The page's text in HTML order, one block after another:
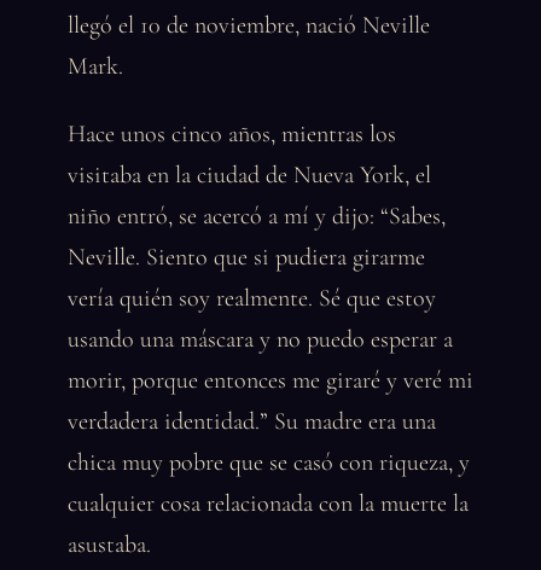
llegó el 10 de noviembre, nació Neville
Mark.
Hace unos cinco años, mientras los
visitaba en la ciudad de Nueva York, el
niño entró, se acercó a mí y dijo: “Sabes,
Neville. Siento que si pudiera girarme
vería quién soy realmente. Sé que estoy
usando una máscara y no puedo esperar a
morir, porque entonces me giraré y veré mi
verdadera identidad.” Su madre era una
chica muy pobre que se casó con riqueza, y
cualquier cosa relacionada con la muerte la
asustaba.